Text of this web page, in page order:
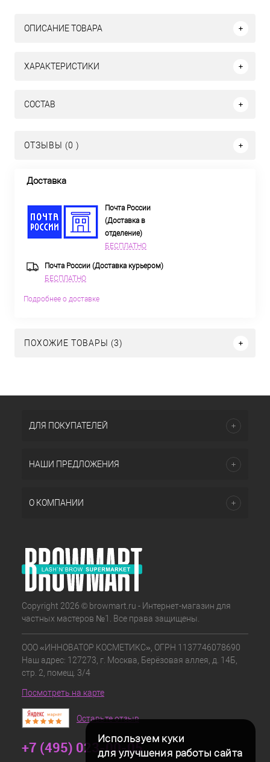
ОПИСАНИЕ ТОВАРА
ХАРАКТЕРИСТИКИ
СОСТАВ
ОТЗЫВЫ (0 )
Доставка
Почта России
(Доставка в
отделение)
БЕСПЛАТНО
Почта России (Доставка курьером)
БЕСПЛАТНО
Подробнее о доставке
ПОХОЖИЕ ТОВАРЫ (3)
Используем куки
для улучшения работы сайта
ДЛЯ ПОКУПАТЕЛЕЙ
НАШИ ПРЕДЛОЖЕНИЯ
О КОМПАНИИ
Copyright 2026 © browmart.ru - Интернет-магазин для
частных мастеров №1. Все права защищены.
ООО «ИННОВАТОР КОСМЕТИКС», ОГРН 1137746078690
Наш адрес: 127273, г. Москва, Берёзовая аллея, д. 14Б,
стр. 2, помещ. 3/4
Посмотреть на карте
Оставьте отзыв
+7 (495) 023-00-05